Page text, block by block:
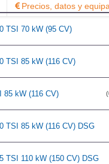
Precios, datos y
TSI 70 kW (95 CV)
TSI 85 kW (116 CV)
85 kW (116 CV)
TSI 85 kW (116 CV) DSG
TSI 110 kW (150 CV) DSG